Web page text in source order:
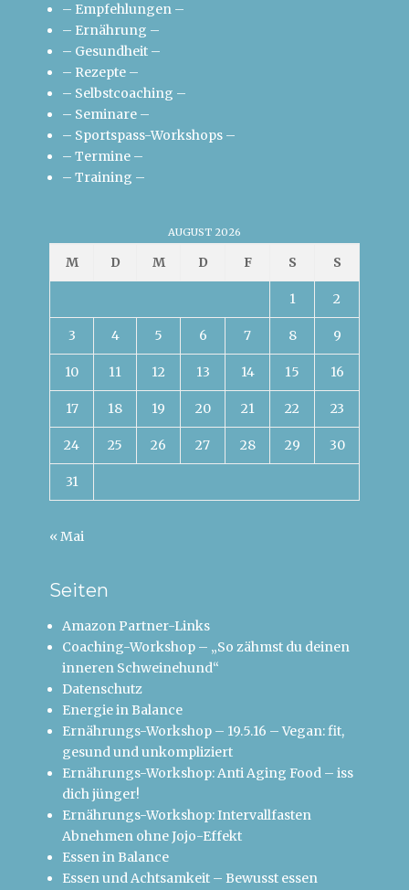
– Empfehlungen –
– Ernährung –
– Gesundheit –
– Rezepte –
– Selbstcoaching –
– Seminare –
– Sportspass-Workshops –
– Termine –
– Training –
AUGUST 2026
M D M D F S S
1 2
3 4 5 6 7 8 9
10 11 12 13 14 15 16
17 18 19 20 21 22 23
24 25 26 27 28 29 30
31
« Mai
Seiten
Amazon Partner-Links
Coaching-Workshop – „So zähmst du deinen
inneren Schweinehund“
Datenschutz
Energie in Balance
Ernährungs-Workshop – 19.5.16 – Vegan: fit,
gesund und unkompliziert
Ernährungs-Workshop: Anti Aging Food – iss
dich jünger!
Ernährungs-Workshop: Intervallfasten
Abnehmen ohne Jojo-Effekt
Essen in Balance
Essen und Achtsamkeit – Bewusst essen